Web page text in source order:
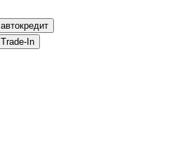
на автокредит
на Trade-In